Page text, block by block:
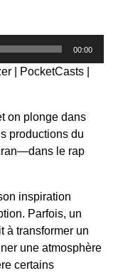
00:00
PocketCasts
on plonge dans
productions du
le rap
inspiration
Parfois, un
à transformer un
une atmosphère
certains